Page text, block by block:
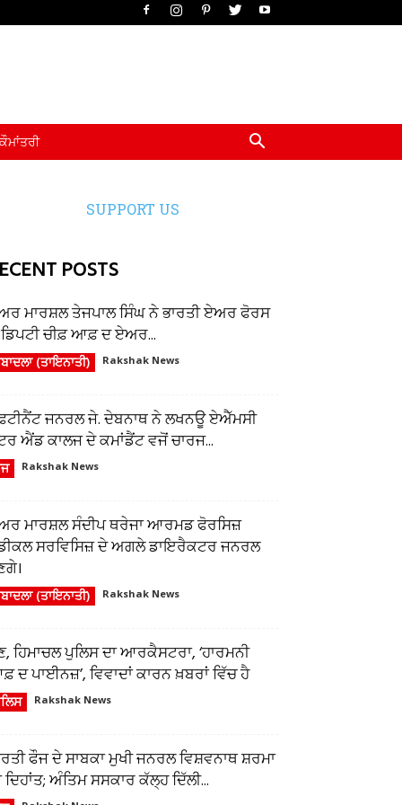
ਕੌਮਾਂਤਰੀ
SUPPORT US
POSTS
ਮਾਰਸ਼ਲ ਤੇਜਪਾਲ ਸਿੰਘ ਨੇ ਭਾਰਤੀ ਏਅਰ ਫੋਰਸ
ਚੀਫ਼ ਆਫ਼ ਦ ਏਅਰ...
(ਤਾਇਨਾਤੀ) Rakshak News
ਜਨਰਲ ਜੇ. ਦੇਬਨਾਥ ਨੇ ਲਖਨਊ ਏਐੱਮਸੀ
ਐਂਡ ਕਾਲਜ ਦੇ ਕਮਾਂਡੈਂਟ ਵਜੋਂ ਚਾਰਜ...
Rakshak News
ਮਾਰਸ਼ਲ ਸੰਦੀਪ ਥਰੇਜਾ ਆਰਮਡ ਫੋਰਸਿਜ਼
ਸਰਵਿਸਿਜ਼ ਦੇ ਅਗਲੇ ਡਾਇਰੈਕਟਰ ਜਨਰਲ
(ਤਾਇਨਾਤੀ) Rakshak News
ਹਿਮਾਚਲ ਪੁਲਿਸ ਦਾ ਆਰਕੈਸਟਰਾ, ‘ਹਾਰਮਨੀ
ਦ ਪਾਈਨਜ਼’, ਵਿਵਾਦਾਂ ਕਾਰਨ ਖ਼ਬਰਾਂ ਵਿੱਚ ਹੈ
Rakshak News
ਫੌਜ ਦੇ ਸਾਬਕਾ ਮੁਖੀ ਜਨਰਲ ਵਿਸ਼ਵਨਾਥ ਸ਼ਰਮਾ
ਦਿਹਾਂਤ; ਅੰਤਿਮ ਸਸਕਾਰ ਕੱਲ੍ਹ ਦਿੱਲੀ...